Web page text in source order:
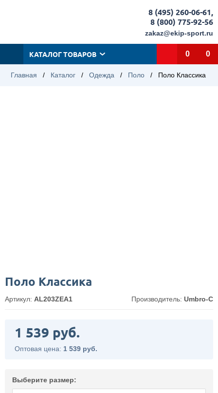
8 (495) 260-06-61,
8 (800) 775-92-56
zakaz@ekip-sport.ru
КАТАЛОГ ТОВАРОВ 0 0
Главная / Каталог / Одежда / Поло / Поло Классика
Поло Классика
Артикул: AL203ZEA1 Производитель: Umbro-C
1 539 руб.
Оптовая цена: 1 539 руб.
Выберите размер: